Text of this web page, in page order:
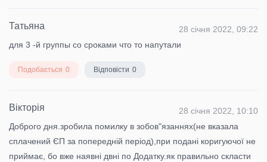
Татьяна
28 січня 2022, 09:22
для 3 -й группы со сроками что то напутали
Подобається 0 Відповісти 0
Вікторія
28 січня 2022, 10:10
Доброго дня.зробила помилку в зобов"язаннях(не вказала
сплачений ЄП за попередній період),при подані коригуючої не
приймає, бо вже наявні двні по Додатку.як правильно скласти